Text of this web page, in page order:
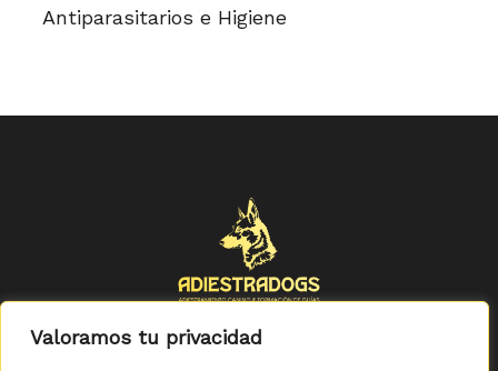
Valoramos tu privacidad
Antiparasitarios e Higiene